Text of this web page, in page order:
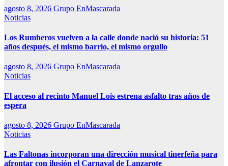
agosto 8, 2026 Grupo EnMascarada
Noticias
Los Rumberos vuelven a la calle donde nació su historia: 51
años después, el mismo barrio, el mismo orgullo
agosto 8, 2026 Grupo EnMascarada
Noticias
El acceso al recinto Manuel Lois estrena asfalto tras años de
espera
agosto 8, 2026 Grupo EnMascarada
Noticias
Las Faltonas incorporan una dirección musical tinerfeña para
afrontar con ilusión el Carnaval de Lanzarote